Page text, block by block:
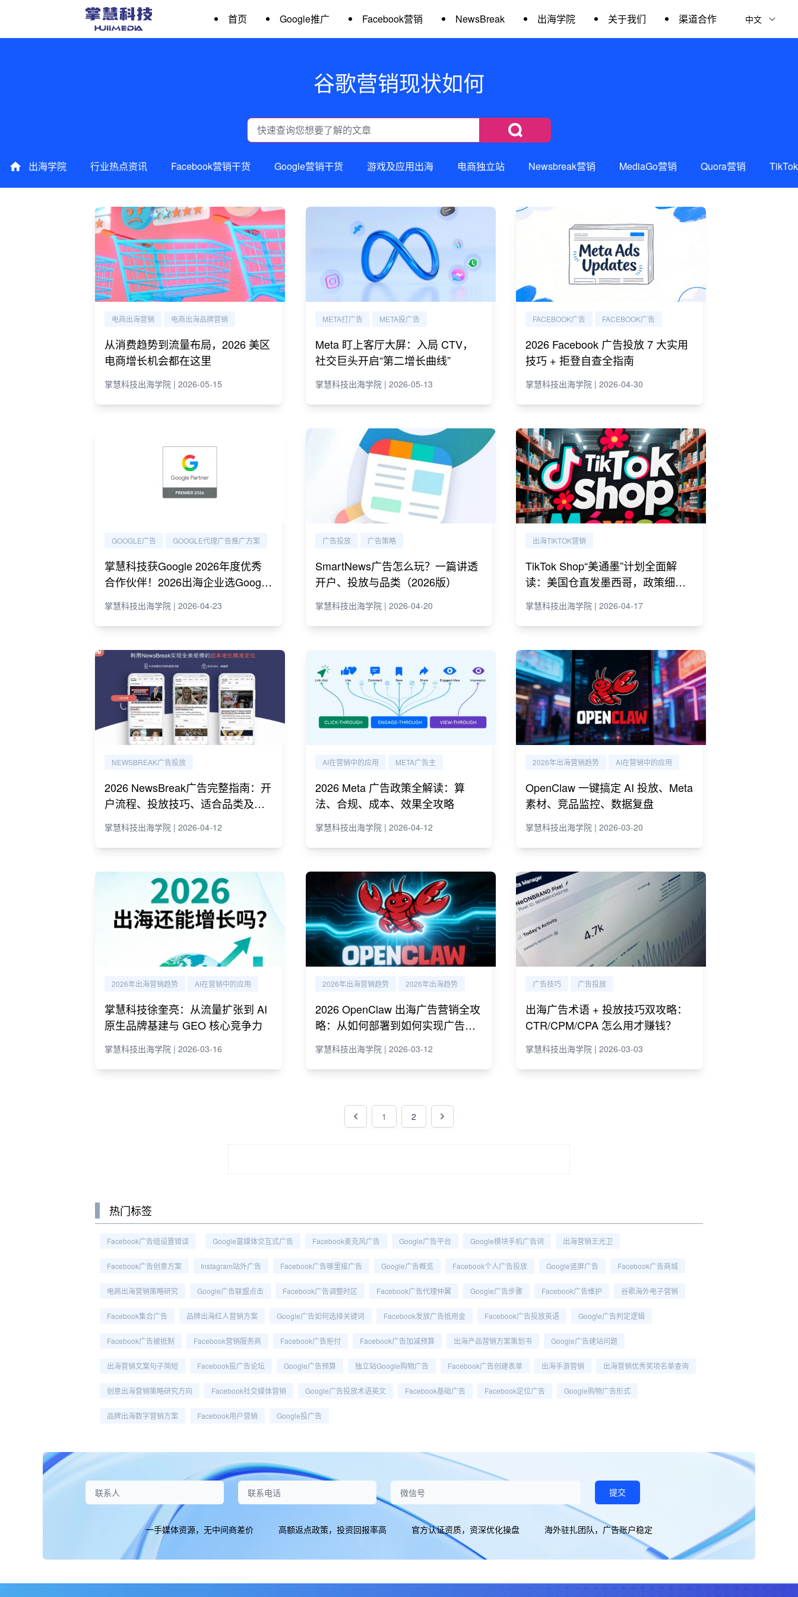
首页 Google推广 Facebook营销 NewsBreak 出海学院 关于我们 渠道合作
谷歌营销现状如何
出海学院 行业热点资讯 Facebook营销干货 Google营销干货 游戏及应用出海 电商独立站 Newsbreak营销 MediaGo营销 Quora营销
电商出海营销 电商出海品牌营销
从消费趋势到流量布局，2026 美区
电商增长机会都在这里
掌慧科技出海学院 | 2026-05-15
META打广告 META投广告
Meta 盯上客厅大屏：入局 CTV，
社交巨头开启“第二增长曲线”
掌慧科技出海学院 | 2026-05-13
FACEBOOK广告 FACEBOOK广告
2026 Facebook 广告投放 7 大实用
技巧 + 拒登自查全指南
掌慧科技出海学院 | 2026-04-30
GOOGLE广告 GOOGLE代理广告推广方案
掌慧科技获Google 2026年度优秀
合作伙伴！2026出海企业选Google
掌慧科技出海学院 | 2026-04-23
广告投放 广告策略
SmartNews广告怎么玩？一篇讲透
开户、投放与品类（2026版）
掌慧科技出海学院 | 2026-04-20
出海TIKTOK营销
TikTok Shop“美通墨”计划全面解
读：美国仓直发墨西哥，政策细则
掌慧科技出海学院 | 2026-04-17
NEWSBREAK广告投放
2026 NewsBreak广告完整指南：开
户流程、投放技巧、适合品类及代
掌慧科技出海学院 | 2026-04-12
AI在营销中的应用 META广告主
2026 Meta 广告政策全解读：算
法、合规、成本、效果全攻略
掌慧科技出海学院 | 2026-04-12
2026年出海营销趋势 AI在营销中的应用
OpenClaw 一键搞定 AI 投放、Meta
素材、竞品监控、数据复盘
掌慧科技出海学院 | 2026-03-20
2026年出海营销趋势 AI在营销中的应用
掌慧科技徐奎亮：从流量扩张到 AI
原生品牌基建与 GEO 核心竞争力
掌慧科技出海学院 | 2026-03-16
2026年出海营销趋势 2026年出海趋势
2026 OpenClaw 出海广告营销全攻
略：从如何部署到如何实现广告营
掌慧科技出海学院 | 2026-03-12
广告技巧 广告投放
出海广告术语 + 投放技巧双攻略：
CTR/CPM/CPA 怎么用才赚钱？
掌慧科技出海学院 | 2026-03-03
1 2
热门标签
Facebook广告组设置错误 Google富媒体交互式广告 Facebook麦克风广告 Google广告平台 Google模块手机广告词 出海营销王光卫
Facebook广告创意方案 Instagram站外广告 Facebook广告哪里接广告 Google广告概览 Facebook个人广告投放 Google竖屏广告 Facebook广告商城
电商出海营销策略研究 Google广告联盟点击 Facebook广告调整时区 Facebook广告代理仲翼 Google广告步骤 Facebook广告维护 谷歌海外电子营销
Facebook集合广告 品牌出海红人营销方案 Google广告如何选择关键词 Facebook发放广告抵用金 Facebook广告投放英语 Google广告判定逻辑
Facebook广告被抵制 Facebook营销服务商 Facebook广告拒付 Facebook广告加减预算 出海产品营销方案策划书 Google广告建站问题
出海营销文案句子简短 Facebook投广告论坛 Google广告预算 独立站Google购物广告 Facebook广告创建表单 出海手游营销 出海营销优秀奖项名单查询
创意出海营销策略研究方向 Facebook社交媒体营销 Google广告投放术语英文 Facebook基础广告 Facebook定位广告 Google购物广告形式
品牌出海数字营销方案 Facebook用户营销 Google投广告
提交
一手媒体资源，无中间商差价 高额返点政策，投资回报率高 官方认证资质，资深优化操盘 海外驻扎团队，广告账户稳定